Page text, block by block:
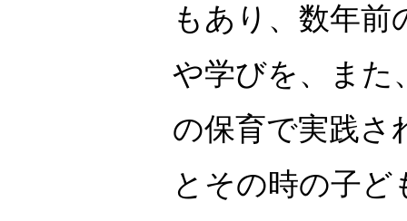
もあり、数年前
や学びを、また
の保育で実践さ
とその時の子